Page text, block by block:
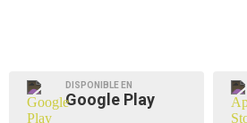
DISPONIBLE EN
Google Play